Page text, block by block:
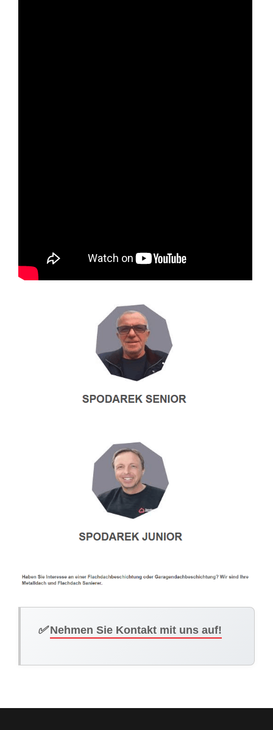
✅Nehmen Sie Kontakt mit uns auf!